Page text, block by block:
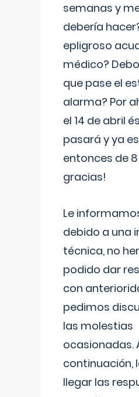
semanas y
debería
epligroso
médico?
que pase el
alarma? Por
el 14 de abril
pasará y ya
entonces de
gracias!
Le
debido a una
técnica, no
podido dar
con
pedimos
las molestias
ocasionadas.
continuación,
llegar las